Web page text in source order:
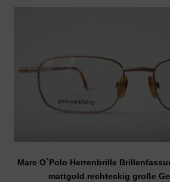
Marc O´Polo Herrenbrille
mattgold rechteckig große